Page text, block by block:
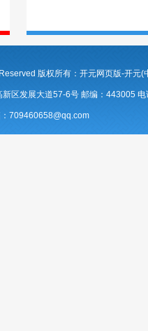
版权所有：开元网页版-开元(
新区发展大道57-6号 邮编：443005
709460658@qq.com